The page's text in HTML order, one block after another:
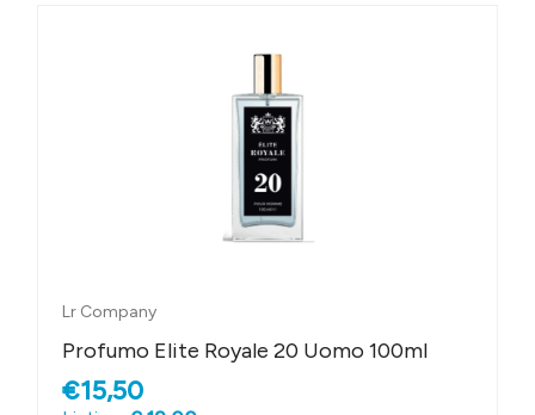
Lr Company
Profumo Elite Royale 20 Uomo 100ml
€15,50